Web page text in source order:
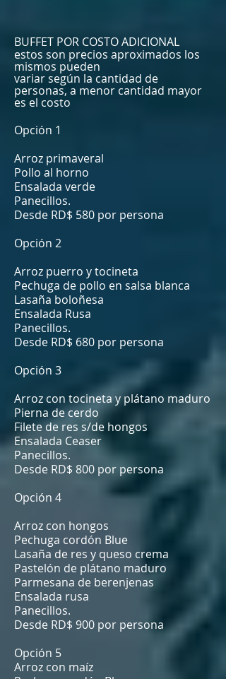
BUFFET POR COSTO ADICIONAL
estos son precios aproximados los
mismos pueden
variarsegún la cantidad de
personas, a menor cantidad mayor
es el costo
Opción 1
Arroz primaveral
Pollo al horno
Ensalada verde
Panecillos.
Desde RD$ 580 por persona
Opción 2
Arroz puerro y tocineta
Pechuga de pollo en salsa blanca
Lasaña boloñesa
Ensalada Rusa
Panecillos.
Desde RD$ 680 por persona
Opción 3
Arroz con tocineta y plátano maduro
Pierna de cerdo
Filete de res s/de hongos
Ensalada Ceaser
Panecillos.
Desde RD$ 800 por persona
Opción 4
Arroz con hongos
Pechuga cordón Blue
Lasaña de res y queso crema
Pastelón de plátano maduro
Parmesana de berenjenas
Ensalada rusa
Panecillos.
Desde RD$ 900 por persona
Opción 5
Arroz con maíz